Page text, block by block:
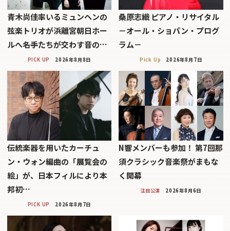
青木尚佳率いるミュンヘンの
弦楽トリオが浜離宮朝日ホー
ルへ――名手たちが交わす音の…
PICK UP 2026年8月8日
桑原志織 ピアノ・リサイタル
－オール・ショパン・プログ
ラム－
Pick Up 2026年8月7日
伝統楽器を用いたカーチュ
ン・ウォン編曲の「展覧会の
絵」が、日本フィルにより本
邦初…
PICK UP 2026年8月7日
N響メンバーも参加！ 第7回那
須クラシック音楽祭がまもな
く開幕
注目公演 2026年8月6日